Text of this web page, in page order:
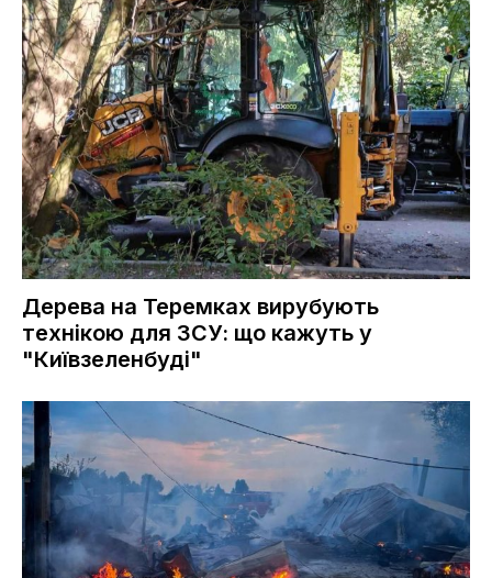
Дерева на Теремках вирубують
технікою для ЗСУ: що кажуть у
"Київзеленбуді"